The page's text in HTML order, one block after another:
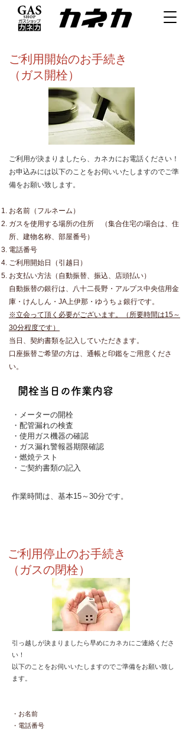
ご利用開始のお手続き
（ガス開栓）
ご利用が決まりましたら、カネカにお電話ください！
​お申込みには以下のことをお伺いいたしますのでご準
備をお願い致します。
お名前（フルネーム）
ガスを使用する場所の住所
（集合住宅の場合は、住
所、建物名称、部屋番号）
電話番号
ご利用開始日（引越日）
​お支払い方法（自動振替、振込、店頭払い）
​自動振替の銀行は、八十二長野・アルプス中央信用金
庫・けんしん・JA上伊那・ゆうちょ銀行です。
※立会って頂く必要がございます。（所要時間は15～
30分程度です）
当日、契約書類を記入していただきます。
口座振替ご希望の方は、通帳と印鑑をご用意くださ
い。
開栓当日の作業内容
・メーターの開栓
・配管漏れの検査
・使用ガス機器の確認
・ガス漏れ警報器期限確認
・燃焼テスト
・ご契約書類の記入
作業時間は、基本15～30分です。
ご利用停止のお手続き
​（ガスの閉栓）
引っ越しが決まりましたら早めにカネカにご連絡くださ
い！
​以下のことをお伺いいたしますのでご準備をお願い致し
ます。
・お名前
・電話番号